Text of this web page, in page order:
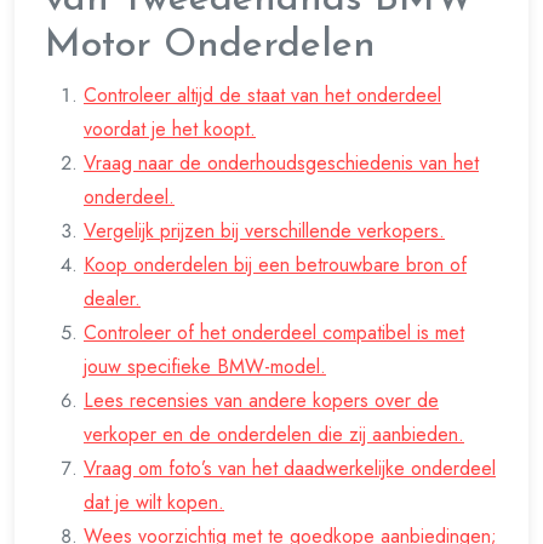
Motor Onderdelen
Controleer altijd de staat van het onderdeel
voordat je het koopt.
Vraag naar de onderhoudsgeschiedenis van het
onderdeel.
Vergelijk prijzen bij verschillende verkopers.
Koop onderdelen bij een betrouwbare bron of
dealer.
Controleer of het onderdeel compatibel is met
jouw specifieke BMW-model.
Lees recensies van andere kopers over de
verkoper en de onderdelen die zij aanbieden.
Vraag om foto’s van het daadwerkelijke onderdeel
dat je wilt kopen.
Wees voorzichtig met te goedkope aanbiedingen;